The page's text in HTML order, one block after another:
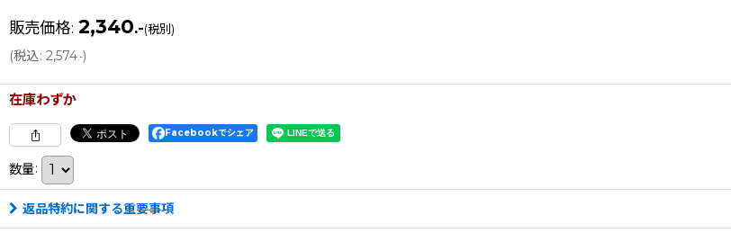
販売価格: 2,340.-(税別)
(税込: 2,574.-)
在庫わずか
Facebookでシェア
数量:
返品特約に関する重要事項